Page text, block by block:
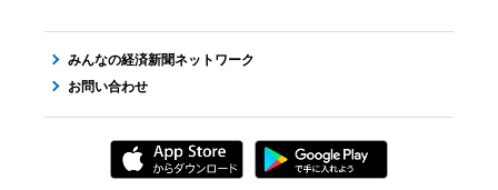
みんなの経済新聞ネットワーク
お問い合わせ